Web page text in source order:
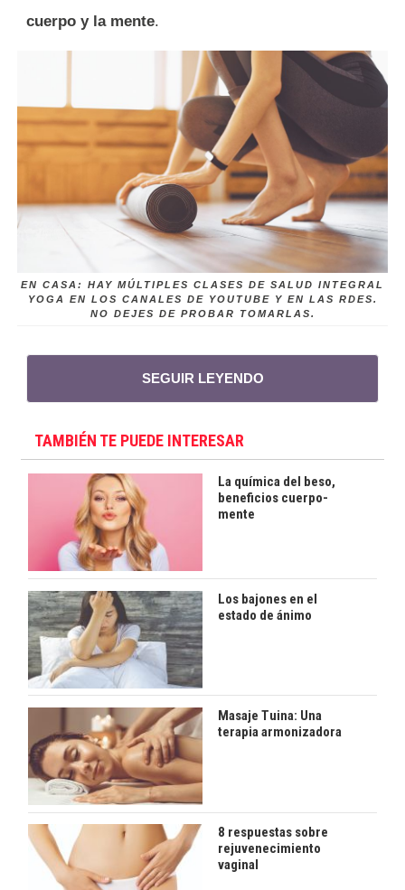
cuerpo y la mente.
EN CASA: HAY MÚLTIPLES CLASES DE SALUD INTEGRAL
YOGA EN LOS CANALES DE YOUTUBE Y EN LAS RDES.
NO DEJES DE PROBAR TOMARLAS.
SEGUIR LEYENDO
TAMBIÉN TE PUEDE INTERESAR
La química del beso,
beneficios cuerpo-
mente
Los bajones en el
estado de ánimo
Masaje Tuina: Una
terapia armonizadora
8 respuestas sobre
rejuvenecimiento
vaginal